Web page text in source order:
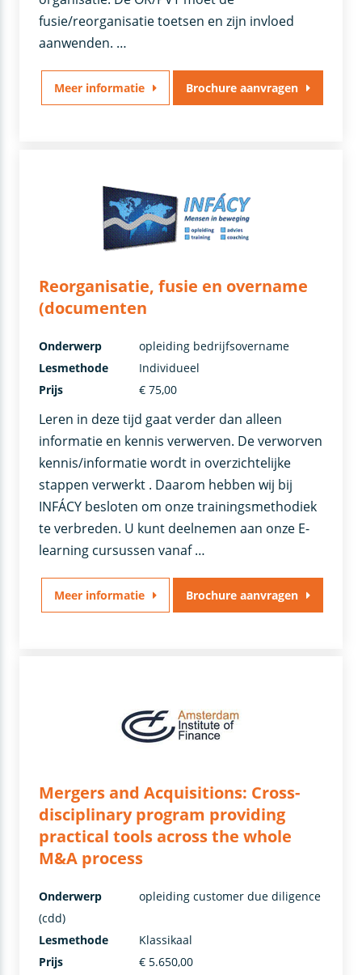
fusie/reorganisatie toetsen en zijn invloed
aanwenden. …
Meer informatie Brochure aanvragen
Reorganisatie, fusie en overname
(documenten
Leren in deze tijd gaat verder dan alleen
informatie en kennis verwerven. De verworven
kennis/informatie wordt in overzichtelijke
stappen verwerkt . Daarom hebben wij bij
INFÁCY besloten om onze trainingsmethodiek
te verbreden. U kunt deelnemen aan onze E-
learning cursussen vanaf …
Onderwerp
opleiding bedrijfsovername
Lesmethode
Individueel
Prijs
€ 75,00
Meer informatie Brochure aanvragen
Mergers and Acquisitions: Cross-
disciplinary program providing
practical tools across the whole
M&A process
Onderwerp
opleiding customer due diligence
(cdd)
Lesmethode
Klassikaal
Prijs
€ 5.650,00